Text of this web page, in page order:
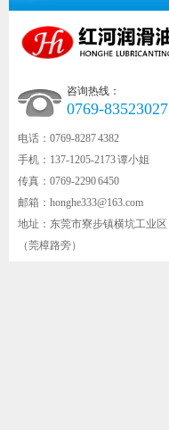
咨询热线：
0769-83523027
电话：0769-8287 4382
手机：137-1205-2173 谭小姐
传真：0769-2290 6450
邮箱：honghe333@163.com
地址：东莞市寮步镇横坑工业区
（莞樟路旁）